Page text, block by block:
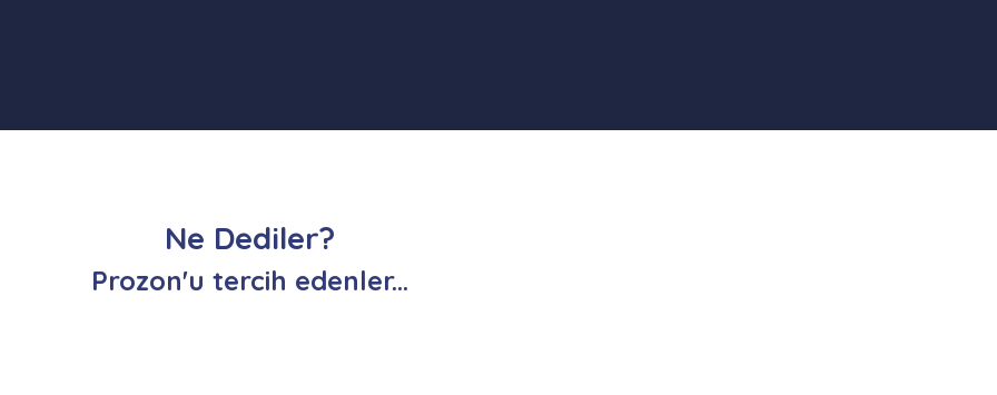
Ne Dediler?
Prozon'u tercih edenler...